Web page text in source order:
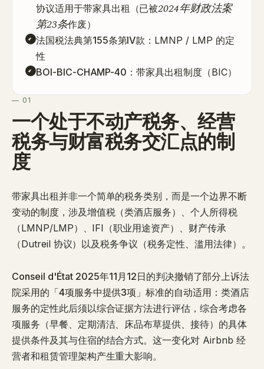
协议适用于带家具出租（已被2024年财政法案
第23条作废）
法国税法典第155条第IV款 ：LMNP / LMP 的定
性
BOI-BIC-CHAMP-40 ：带家具出租制度（BIC）
— 01
一个处于不动产税务、经营
税务与财富税务交汇点的制
度
带家具出租并非一个简单的税务类别，而是一个边界不断
变动的制度，涉及增值税（类酒店服务）、个人所得税
（LMNP/LMP）、IFI（职业用途资产）、财产传承
（Dutreil 协议）以及税务争议（税务定性、滥用法律）。
Conseil d'État 2025年11月12日的判决撤销了部分上诉法
院采用的「4项服务中提供3项」标准的自动适用 ：类酒店
服务的定性此后须以综合证据方法进行评估，综合考虑各
项服务（早餐、定期清洁、床品布草提供、接待）的具体
提供条件及其与住宿的结合方式。这一变化对 Airbnb 经
营者和租赁管理架构产生重大影响。